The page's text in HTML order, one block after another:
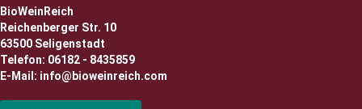
BioWeinReich
Reichenberger Str. 10
63500 Seligenstadt
Telefon: 06182 - 8435859
E-Mail: info@bioweinreich.com